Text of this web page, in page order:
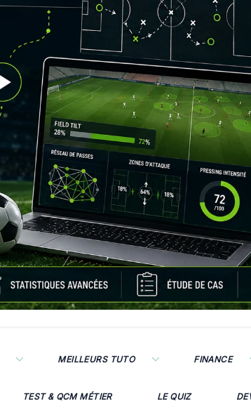
MEILLEURS TUTO FINANCE
TEST & QCM MÉTIER LE QUIZ